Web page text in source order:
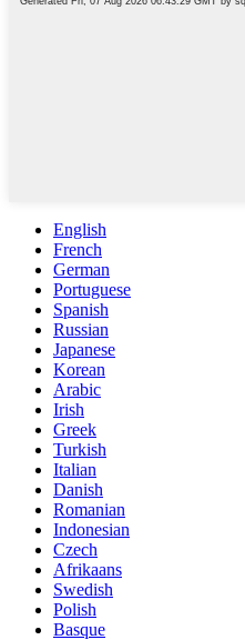
English
French
German
Portuguese
Spanish
Russian
Japanese
Korean
Arabic
Irish
Greek
Turkish
Italian
Danish
Romanian
Indonesian
Czech
Afrikaans
Swedish
Polish
Basque